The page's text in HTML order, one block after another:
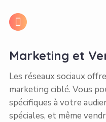
Marketing et
Les réseaux sociaux
marketing ciblé. Vous
spécifiques à votre
spéciales, et même